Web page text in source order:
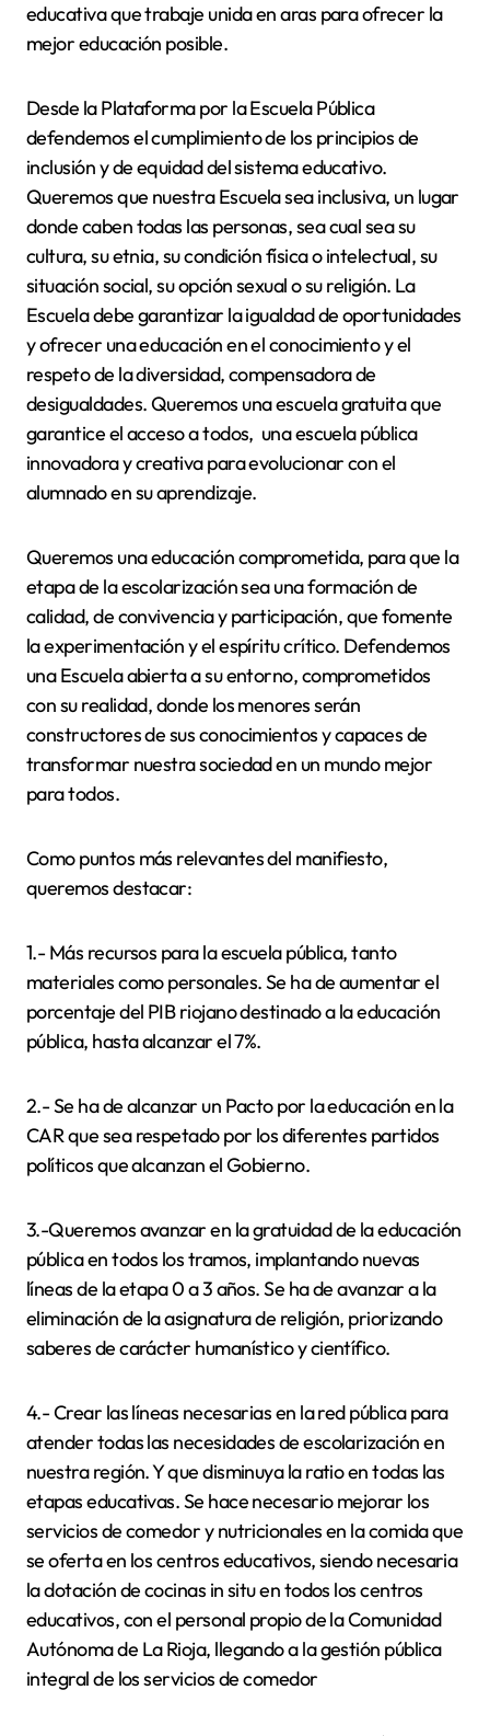
educativa que trabaje unida en aras para ofrecer la
mejor educación posible.
Desde la Plataforma por la Escuela Pública
defendemos el cumplimiento de los principios de
inclusión y de equidad del sistema educativo.
Queremos que nuestra Escuela sea inclusiva, un lugar
donde caben todas las personas, sea cual sea su
cultura, su etnia, su condición física o intelectual, su
situación social, su opción sexual o su religión. La
Escuela debe garantizar la igualdad de oportunidades
y ofrecer una educación en el conocimiento y el
respeto de la diversidad, compensadora de
desigualdades. Queremos una escuela gratuita que
garantice el acceso a todos, una escuela pública
innovadora y creativa para evolucionar con el
alumnado en su aprendizaje.
Queremos una educación comprometida, para que la
etapa de la escolarización sea una formación de
calidad, de convivencia y participación, que fomente
la experimentación y el espíritu crítico. Defendemos
una Escuela abierta a su entorno, comprometidos
con su realidad, donde los menores serán
constructores de sus conocimientos y capaces de
transformar nuestra sociedad en un mundo mejor
para todos.
Como puntos más relevantes del manifiesto,
queremos destacar:
1.- Más recursos para la escuela pública, tanto
materiales como personales. Se ha de aumentar el
porcentaje del PIB riojano destinado a la educación
pública, hasta alcanzar el 7%.
2.- Se ha de alcanzar un Pacto por la educación en la
CAR que sea respetado por los diferentes partidos
políticos que alcanzan el Gobierno.
3.-Queremos avanzar en la gratuidad de la educación
pública en todos los tramos, implantando nuevas
líneas de la etapa 0 a 3 años. Se ha de avanzar a la
eliminación de la asignatura de religión, priorizando
saberes de carácter humanístico y científico.
4.- Crear las líneas necesarias en la red pública para
atender todas las necesidades de escolarización en
nuestra región. Y que disminuya la ratio en todas las
etapas educativas. Se hace necesario mejorar los
servicios de comedor y nutricionales en la comida que
se oferta en los centros educativos, siendo necesaria
la dotación de cocinas in situ en todos los centros
educativos, con el personal propio de la Comunidad
Autónoma de La Rioja, llegando a la gestión pública
integral de los servicios de comedor